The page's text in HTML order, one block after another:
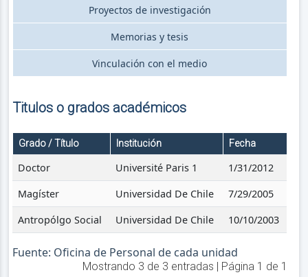
Proyectos de investigación
Memorias y tesis
Vinculación con el medio
Titulos o grados académicos
Grado / Título Institución Fecha
Doctor Université Paris 1
1/31/2012
Magíster
Universidad De Chile
7/29/2005
Antropólgo Social
Universidad De Chile 10/10/2003
Fuente: Oficina de Personal de cada unidad
Mostrando 3 de 3 entradas | Página 1 de 1